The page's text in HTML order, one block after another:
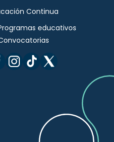
Continua
educativos